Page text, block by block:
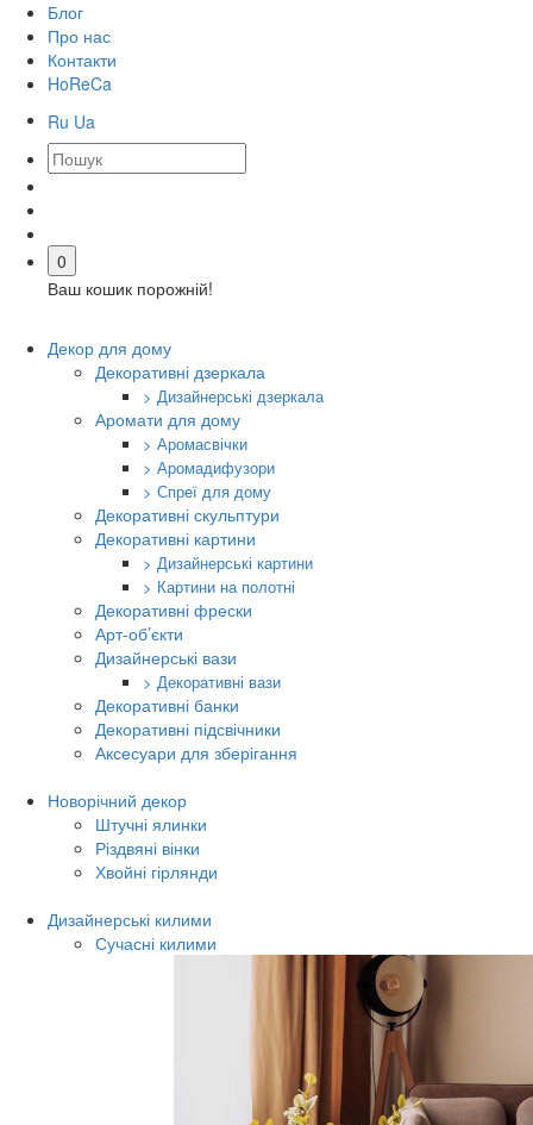
Блог
Про нас
Контакти
HoReCa
Ru Ua
0
Ваш кошик порожній!
Декор для дому
Декоративні дзеркала
> Дизайнерські дзеркала
Аромати для дому
> Аромасвічки
> Аромадифузори
> Спреї для дому
Декоративні скульптури
Декоративні картини
> Дизайнерські картини
> Картини на полотні
Декоративні фрески
Арт-об’єкти
Дизайнерські вази
> Декоративні вази
Декоративні банки
Декоративні підсвічники
Аксесуари для зберігання
Новорічний декор
Штучні ялинки
Різдвяні вінки
Хвойні гірлянди
Дизайнерські килими
Сучасні килими